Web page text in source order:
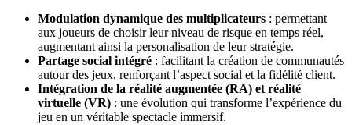
Modulation dynamique des multiplicateurs : permettant
aux joueurs de choisir leur niveau de risque en temps réel,
augmentant ainsi la personalisation de leur stratégie.
Partage social intégré : facilitant la création de communautés
autour des jeux, renforçant l’aspect social et la fidélité client.
Intégration de la réalité augmentée (RA) et réalité
virtuelle (VR) : une évolution qui transforme l’expérience du
jeu en un véritable spectacle immersif.